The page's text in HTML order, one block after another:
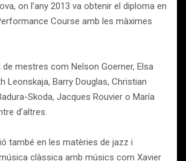
on l’any 2013 va obtenir el diploma en
Course amb les màximes
mestres com Nelson Goerner, Elsa
Leonskaja, Barry Douglas, Christian
Skoda, Jacques Rouvier o María
d’altres.
també en les matèries de jazz i
clàssica amb músics com Xavier